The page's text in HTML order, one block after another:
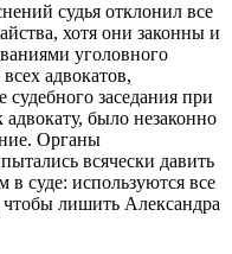
судья отклонил все
хотя они законны и
уголовного
адвокатов,
заседания при
адвокату, было незаконно
Органы
всячески давить
суде: используются все
чтобы лишить Александра